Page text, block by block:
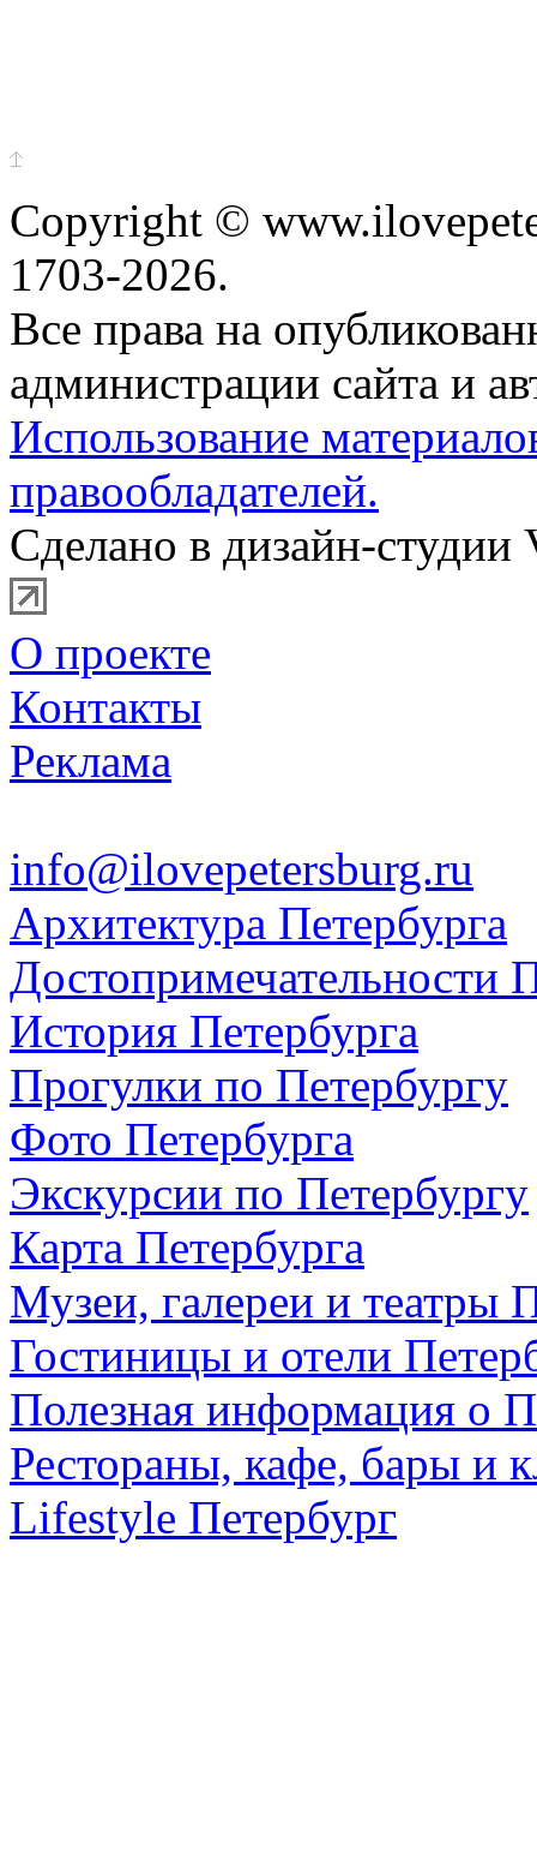
Copyright ©
1703-2026.
Все права на
администрации сайта и
Использование
правообладателей.
Сделано в дизайн-студии
О проекте
Контакты
Реклама
info@ilovepetersburg.ru
Архитектура Петербурга
Достопримечательности
История Петербурга
Прогулки по Петербургу
Фото Петербурга
Экскурсии по Петербургу
Карта Петербурга
Музеи, галереи и театры
Гостиницы и отели
Полезная информация о
Рестораны, кафе, бары и
Lifestyle Петербург